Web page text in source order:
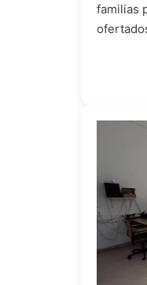
familias